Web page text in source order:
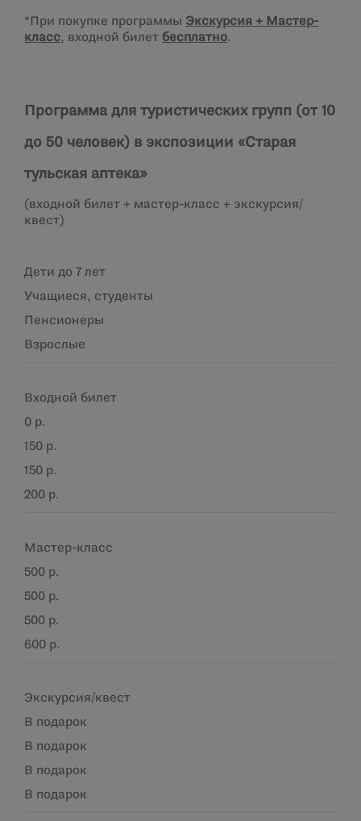
*При покупке программы Экскурсия + Мастер-
класс, входной билет бесплатно.
Программа для туристических групп (от 10
до 50 человек) в экспозиции «Старая
тульская аптека»
(входной билет + мастер-класс + экскурсия/
квест)
Дети до 7 лет
Учащиеся, студенты
Пенсионеры
Взрослые
Входной билет
0 р.
150 р.
150 р.
200 р.
Мастер-класс
500 р.
500 р.
500 р.
600 р.
Экскурсия/квест
В подарок
В подарок
В подарок
В подарок